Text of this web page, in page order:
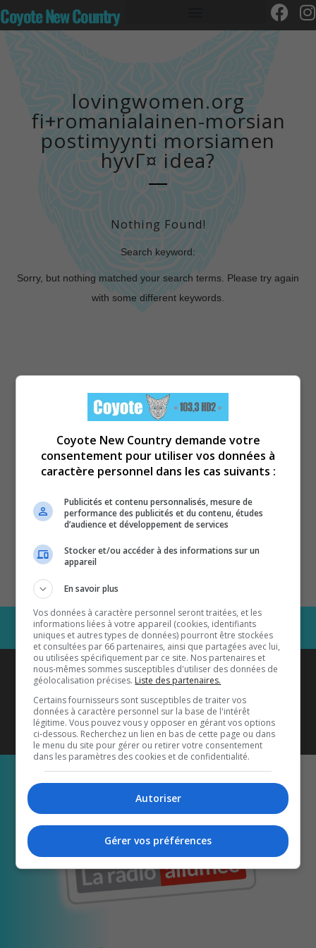
Coyote New Country
lovingwomen.org
fi+romanialainen-morsian
postimyynti morsiamen
hyvГ¤ idea?
Nothing Found!
Search keyword:
Sorry, but nothing matched your search terms. Please try again
with some different keywords.
Coyote New Countryest diffusé
également sur1033 HD2
Écoutez-nous aussi sur…
Coyote New Country demande votre
consentement pour utiliser vos données à
caractère personnel dans les cas suivants :
Publicités et contenu personnalisés, mesure de
performance des publicités et du contenu, études
d’audience et développement de services
Stocker et/ou accéder à des informations sur un
appareil
En savoir plus
Vos données à caractère personnel seront traitées, et les
informations liées à votre appareil (cookies, identifiants
uniques et autres types de données) pourront être stockées
et consultées par 66 partenaires, ainsi que partagées avec lui,
ou utilisées spécifiquement par ce site. Nos partenaires et
nous-mêmes sommes susceptibles d'utiliser des données de
géolocalisation précises. Liste des partenaires.
Certains fournisseurs sont susceptibles de traiter vos
données à caractère personnel sur la base de l'intérêt
légitime. Vous pouvez vous y opposer en gérant vos options
ci-dessous. Recherchez un lien en bas de cette page ou dans
le menu du site pour gérer ou retirer votre consentement
dans les paramètres des cookies et de confidentialité.
Autoriser
Gérer vos préférences